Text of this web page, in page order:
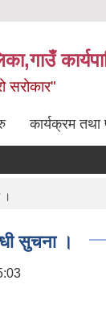
सरोकार"
कार्यक्रम तथा
।
सुचना ।